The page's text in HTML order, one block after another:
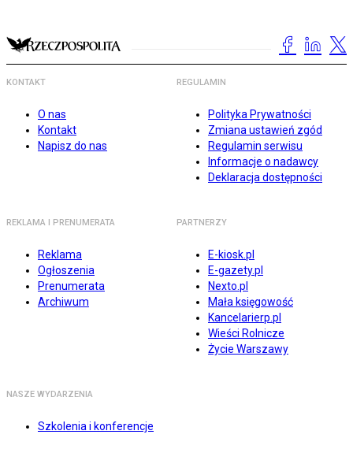
KONTAKT
O nas
Kontakt
Napisz do nas
REGULAMIN
Polityka Prywatności
Zmiana ustawień zgód
Regulamin serwisu
Informacje o nadawcy
Deklaracja dostępności
REKLAMA I PRENUMERATA
Reklama
Ogłoszenia
Prenumerata
Archiwum
PARTNERZY
E-kiosk.pl
E-gazety.pl
Nexto.pl
Mała księgowość
Kancelarierp.pl
Wieści Rolnicze
Życie Warszawy
NASZE WYDARZENIA
Szkolenia i konferencje